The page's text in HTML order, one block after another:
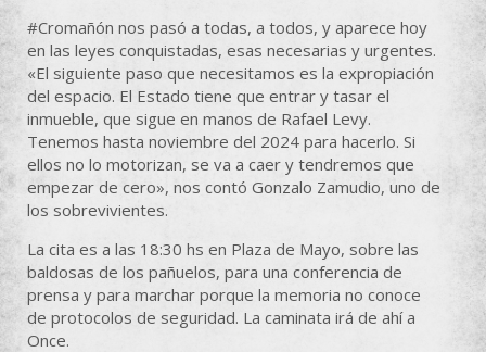
#Cromañón nos pasó a todas, a todos, y aparece hoy
en las leyes conquistadas, esas necesarias y urgentes.
«El siguiente paso que necesitamos es la expropiación
del espacio. El Estado tiene que entrar y tasar el
inmueble, que sigue en manos de Rafael Levy.
Tenemos hasta noviembre del 2024 para hacerlo. Si
ellos no lo motorizan, se va a caer y tendremos que
empezar de cero», nos contó Gonzalo Zamudio, uno de
los sobrevivientes.
La cita es a las 18:30 hs en Plaza de Mayo, sobre las
baldosas de los pañuelos, para una conferencia de
prensa y para marchar porque la memoria no conoce
de protocolos de seguridad. La caminata irá de ahí a
Once.